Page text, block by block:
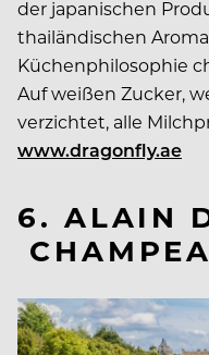
der japanischen
thailändischen
Küchenphilosophie
Auf weißen Zucker,
verzichtet, alle
www.dragonfly.ae
6. ALAIN